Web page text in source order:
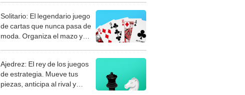
Solitario: El legendario juego
de cartas que nunca pasa de
moda. Organiza el mazo y
Ajedrez: El rey de los juegos
de estrategia. Mueve tus
piezas, anticipa al rival y